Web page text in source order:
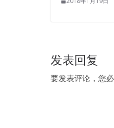
to fight, he saw
Security+
hard in this
发表回复
要发表评论，您